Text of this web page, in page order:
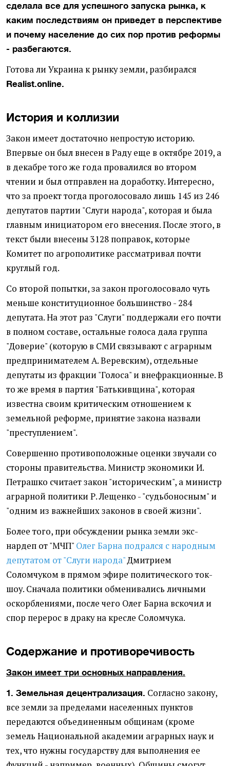
сделала все для успешного запуска рынка, к
каким последствиям он приведет в перспективе
и почему население до сих пор против реформы
- разбегаются.
Готова ли Украина к рынку земли, разбирался
Realist.online.
История и коллизии
Закон имеет достаточно непростую историю.
Впервые он был внесен в Раду еще в октябре 2019, а
в декабре того же года провалился во втором
чтении и был отправлен на доработку. Интересно,
что за проект тогда проголосовало лишь 145 из 246
депутатов партии "Слуги народа", которая и была
главным инициатором его внесения. После этого, в
текст были внесены 3128 поправок, которые
Комитет по агрополитике рассматривал почти
круглый год.
Со второй попытки, за закон проголосовало чуть
меньше конституционное большинство - 284
депутата. На этот раз "Слуги" поддержали его почти
в полном составе, остальные голоса дала группа
"Доверие" (которую в СМИ связывают с аграрным
предпринимателем А. Веревским), отдельные
депутаты из фракции "Голоса" и внефракционные. В
то же время в партия "Батькивщина", которая
известна своим критическим отношением к
земельной реформе, принятие закона назвали
"преступлением".
Совершенно противоположные оценки звучали со
стороны правительства. Министр экономики И.
Петрашко считает закон "историческим", а министр
аграрной политики Р. Лещенко - "судьбоносным" и
"одним из важнейших законов в своей жизни".
Более того, при обсуждении рынка земли экс-
нардеп от "МЧП" Олег Барна подрался с народным
депутатом от "Слуги народа"Дмитрием
Соломчуком в прямом эфире политического ток-
шоу. Сначала политики обменивались личными
оскорблениями, после чего Олег Барна вскочил и
спор перерос в драку на кресле Соломчука.
Содержание и противоречивость
Закон имеет три основных направления.
1. Земельная децентрализация. Согласно закону,
все земли за пределами населенных пунктов
передаются объединенным общинам (кроме
земель Национальной академии аграрных наук и
тех, что нужны государству для выполнения ее